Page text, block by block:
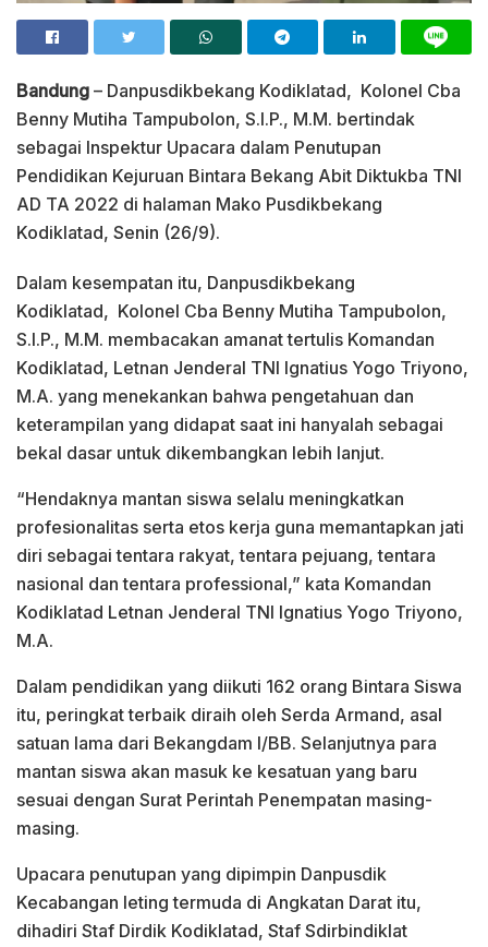
Bandung – Danpusdikbekang Kodiklatad, Kolonel Cba
Benny Mutiha Tampubolon, S.I.P., M.M. bertindak
sebagai Inspektur Upacara dalam Penutupan
Pendidikan Kejuruan Bintara Bekang Abit Diktukba TNI
AD TA 2022 di halaman Mako Pusdikbekang
Kodiklatad, Senin (26/9).
Dalam kesempatan itu, Danpusdikbekang
Kodiklatad, Kolonel Cba Benny Mutiha Tampubolon,
S.I.P., M.M. membacakan amanat tertulis Komandan
Kodiklatad, Letnan Jenderal TNI Ignatius Yogo Triyono,
M.A. yang menekankan bahwa pengetahuan dan
keterampilan yang didapat saat ini hanyalah sebagai
bekal dasar untuk dikembangkan lebih lanjut.
“Hendaknya mantan siswa selalu meningkatkan
profesionalitas serta etos kerja guna memantapkan jati
diri sebagai tentara rakyat, tentara pejuang, tentara
nasional dan tentara professional,” kata Komandan
Kodiklatad Letnan Jenderal TNI Ignatius Yogo Triyono,
M.A.
Dalam pendidikan yang diikuti 162 orang Bintara Siswa
itu, peringkat terbaik diraih oleh Serda Armand, asal
satuan lama dari Bekangdam I/BB. Selanjutnya para
mantan siswa akan masuk ke kesatuan yang baru
sesuai dengan Surat Perintah Penempatan masing-
masing.
Upacara penutupan yang dipimpin Danpusdik
Kecabangan leting termuda di Angkatan Darat itu,
dihadiri Staf Dirdik Kodiklatad, Staf Sdirbindiklat